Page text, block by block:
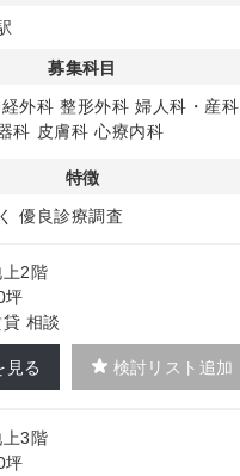
募集科目
経外科 整形外科 婦人科・産科
科 皮膚科 心療内科
特徴
優良診療調査
上2階
坪
貸 相談
見る 検討リスト追加
上3階
坪